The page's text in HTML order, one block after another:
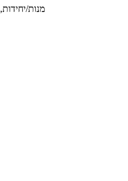
30 מנות/יחידות, 31 גרם למנה\יחידה